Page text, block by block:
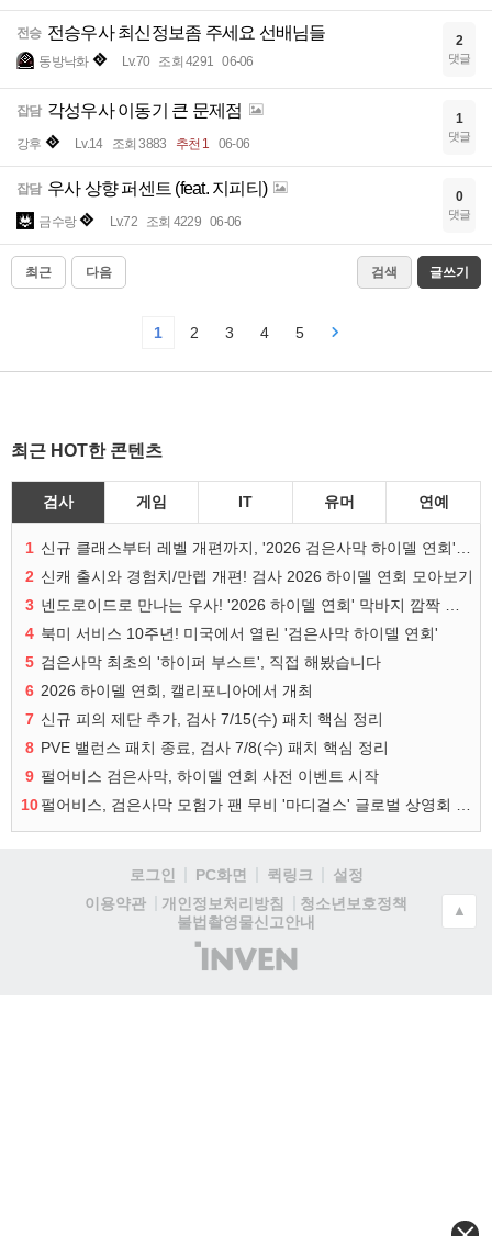
전승 전승우사 최신정보좀 주세요 선배님들
동방낙화 Lv.70 조회 4291 06-06
2
댓글
잡담 각성우사 이동기 큰 문제점
강후 Lv.14 조회 3883 추천 1 06-06
1
댓글
잡담 우사 상향 퍼센트 (feat. 지피티)
금수랑 Lv.72 조회 4229 06-06
0
댓글
최근 다음 검색 글쓰기
1 2 3 4 5
최근 HOT한 콘텐츠
검사 게임 IT 유머 연예
1
2 신캐 출시와 경험치/만렙 개편! 검사 2026 하이델 연회 모아보기
3
4 북미 서비스 10주년! 미국에서 열린 '검은사막 하이델 연회'
5 검은사막 최초의 '하이퍼 부스트', 직접 해봤습니다
6 2026 하이델 연회, 캘리포니아에서 개최
7 신규 피의 제단 추가, 검사 7/15(수) 패치 핵심 정리
8 PVE 밸런스 패치 종료, 검사 7/8(수) 패치 핵심 정리
9 펄어비스 검은사막, 하이델 연회 사전 이벤트 시작
10
로그인 PC화면 퀵링크
설정
이용약관
개인정보처리방침
청소년보호정책
불법촬영물신고안내
(주)
인
▲